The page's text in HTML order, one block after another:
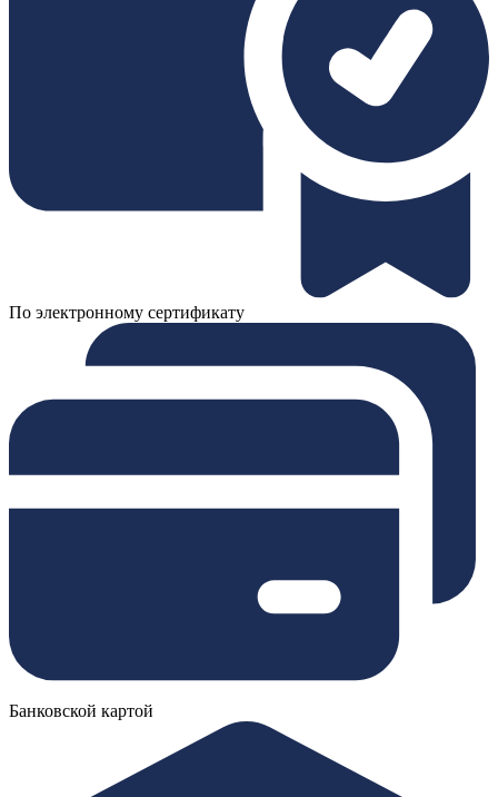
По электронному сертификату
Банковской картой